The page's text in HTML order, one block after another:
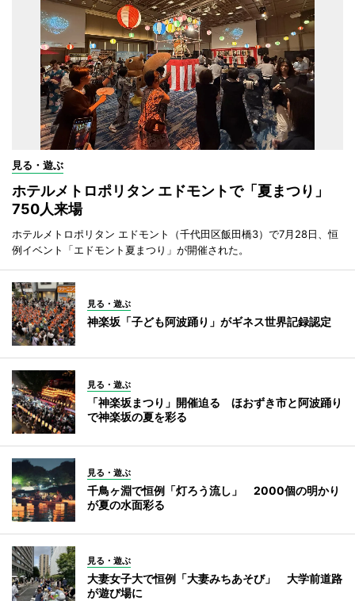
見る・遊ぶ
ホテルメトロポリタン エドモントで「夏まつり」
750人来場
ホテルメトロポリタン エドモント（千代田区飯田橋3）で7月28日、恒
例イベント「エドモント夏まつり」が開催された。
見る・遊ぶ
神楽坂「子ども阿波踊り」がギネス世界記録認定
見る・遊ぶ
「神楽坂まつり」開催迫る ほおずき市と阿波踊り
で神楽坂の夏を彩る
見る・遊ぶ
千鳥ヶ淵で恒例「灯ろう流し」 2000個の明かり
が夏の水面彩る
見る・遊ぶ
大妻女子大で恒例「大妻みちあそび」 大学前道路
が遊び場に